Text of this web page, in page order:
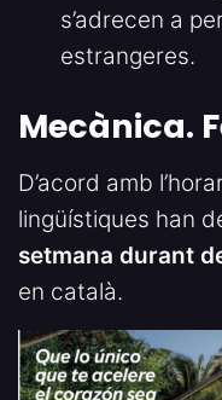
s’adrecen a
estrangeres.
Mecànica.
D’acord amb
lingüístiques han
setmana durant
en català.